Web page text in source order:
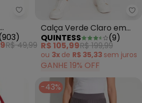
Moda Pop - Calça Corsário em
903)
R$ 49,99
Calça Verde Claro em
Jeans
QUINTESS (9)
R$ 105,99R$ 199,99
ou 3x de R$ 35,33 sem juros
GANHE 19% OFF
-43%